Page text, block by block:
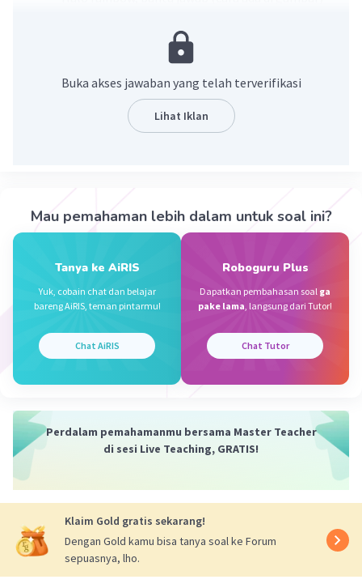
Beri Rating (0 Balas
Buka akses jawaban yang telah terverifikasi
Lihat Iklan
Mau pemahaman lebih dalam untuk soal ini?
Tanya ke AiRIS
Yuk, cobain chat dan belajar
bareng AiRIS, teman pintarmu!
Chat AiRIS
Roboguru Plus
Dapatkan pembahasan soal ga
pake lama, langsung dari Tutor!
Chat Tutor
Perdalam pemahamanmu bersama Master Teacher
di sesi Live Teaching, GRATIS!
Klaim Gold gratis sekarang!
Dengan Gold kamu bisa tanya soal ke Forum
sepuasnya, lho.